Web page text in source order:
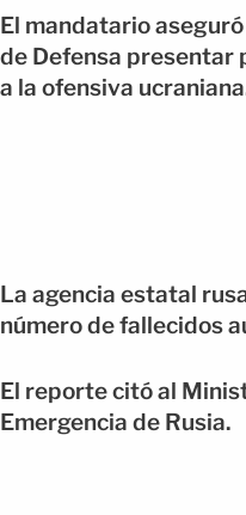
El mandatario
de Defensa presentar
a la ofensiva
La agencia estatal
número de fallecidos
El reporte citó al
Emergencia de Rusia.